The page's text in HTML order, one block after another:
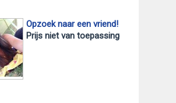
Opzoek naar een vriend!
Prijs niet van toepassing